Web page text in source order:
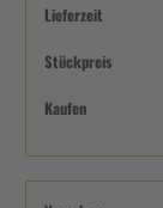
Lieferzeit
Stückpreis
Kaufen